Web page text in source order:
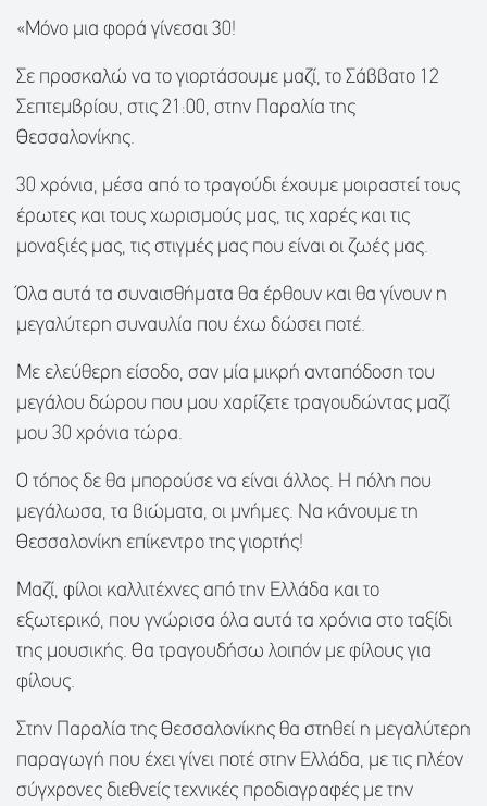
«Μόνο μια φορά γίνεσαι 30!
Σε προσκαλώ να το γιορτάσουμε μαζί, το Σάββατο 12
Σεπτεμβρίου, στις 21:00, στην Παραλία της
Θεσσαλονίκης.
30 χρόνια, μέσα από το τραγούδι έχουμε μοιραστεί τους
έρωτες και τους χωρισμούς μας, τις χαρές και τις
μοναξιές μας, τις στιγμές μας που είναι οι ζωές μας.
Όλα αυτά τα συναισθήματα θα έρθουν και θα γίνουν η
μεγαλύτερη συναυλία που έχω δώσει ποτέ.
Με ελεύθερη είσοδο, σαν μία μικρή ανταπόδοση του
μεγάλου δώρου που μου χαρίζετε τραγουδώντας μαζί
μου 30 χρόνια τώρα.
Ο τόπος δε θα μπορούσε να είναι άλλος. Η πόλη που
μεγάλωσα, τα βιώματα, οι μνήμες. Να κάνουμε τη
Θεσσαλονίκη επίκεντρο της γιορτής!
Μαζί, φίλοι καλλιτέχνες από την Ελλάδα και το
εξωτερικό, που γνώρισα όλα αυτά τα χρόνια στο ταξίδι
της μουσικής. Θα τραγουδήσω λοιπόν με φίλους για
φίλους.
Στην Παραλία της Θεσσαλονίκης θα στηθεί η μεγαλύτερη
παραγωγή που έχει γίνει ποτέ στην Ελλάδα, με τις πλέον
σύγχρονες διεθνείς τεχνικές προδιαγραφές με την